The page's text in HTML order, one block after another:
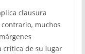
clausura
muchos
crítica de su lugar